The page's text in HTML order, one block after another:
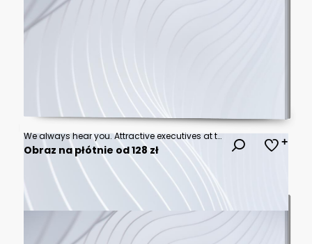
We always hear you. Attractive executives at the reception desk of a hotel in the background. Focus on a service bell
Obraz na płótnie od 128 zł